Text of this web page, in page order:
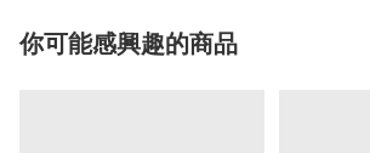
你可能感興趣的商品